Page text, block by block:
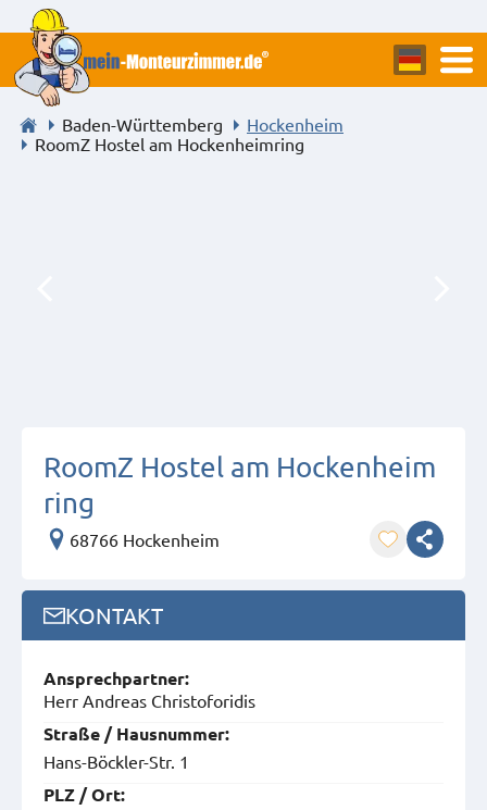
Baden-Württemberg
Hockenheim
RoomZ Hostel am Hockenheimring
RoomZ Hostel am Hockenheim
ring
68766 Hockenheim
KONTAKT
Ansprech­partner:
Herr Andreas Christoforidis
Straße / Hausnummer:
Hans-Böckler-Str. 1
PLZ / Ort: